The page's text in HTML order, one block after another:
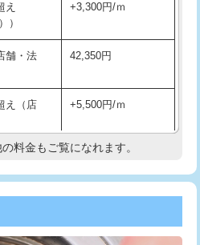
価格です。
) 5,500円
バンド止
5,500円
め戻し作
11,000円
HI）使
管・銅
44,000円
え
）
+3,300円/ｍ
舗・法
42,350円
え（店
+5,500円/ｍ
現地調査
料金もご覧になれます。